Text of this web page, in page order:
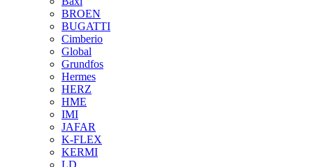
BROEN
BUGATTI
Cimberio
Global
Grundfos
Hermes
HERZ
HME
IMI
JAFAR
K-FLEX
KERMI
LD